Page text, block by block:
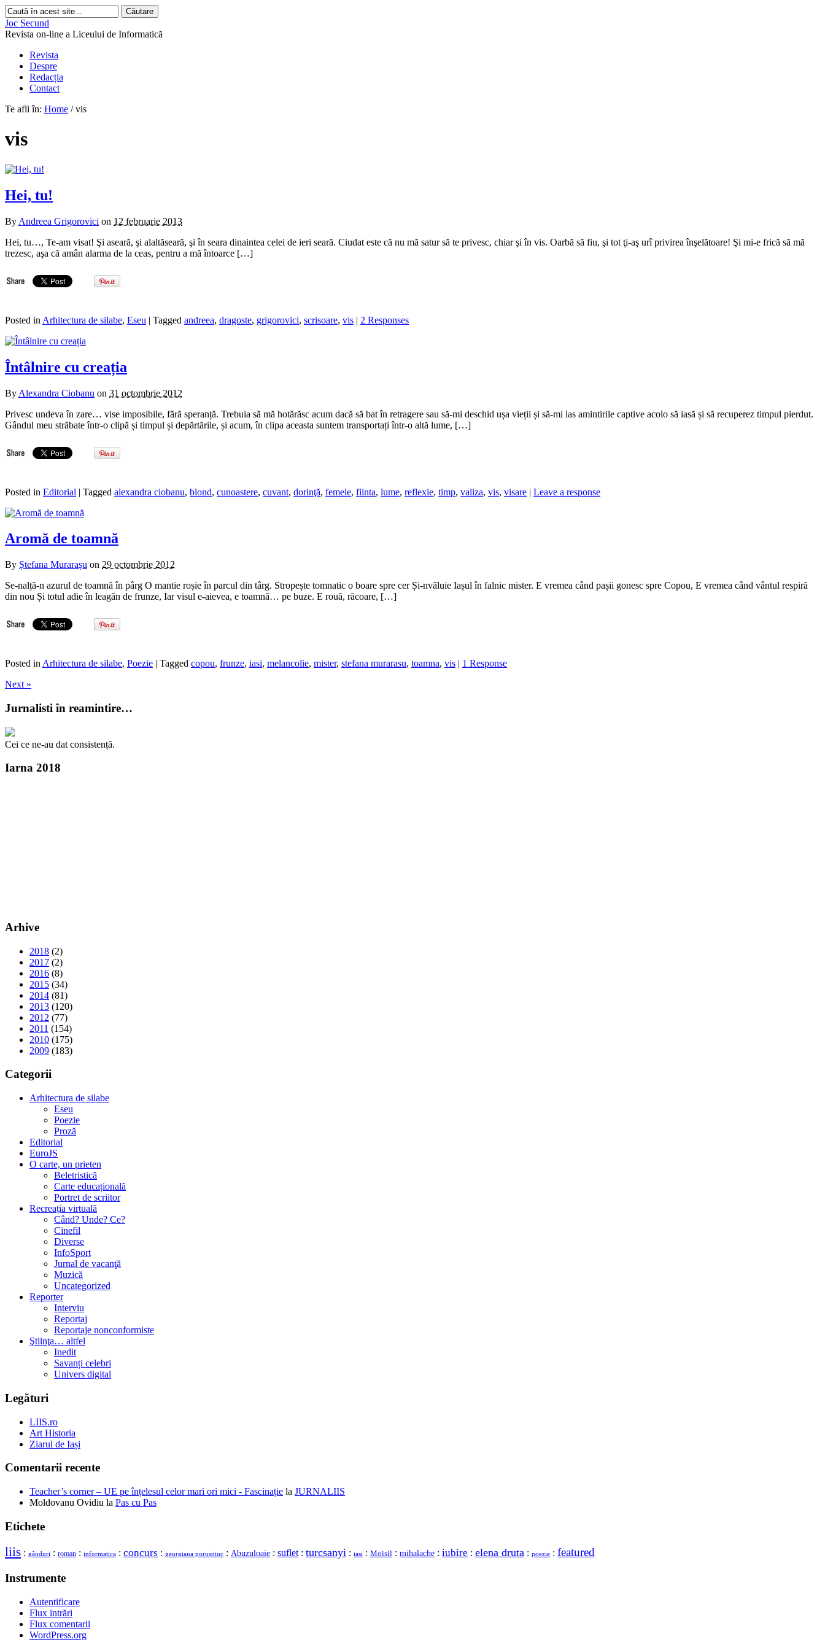
Joc Secund
Revista on-line a Liceului de Informatică
Revista
Despre
Redacția
Contact
Te afli în: Home / vis
vis
Hei, tu!
By Andreea Grigorovici on 12 februarie 2013
Hei, tu…, Te-am visat! Şi aseară, şi alaltăseară, şi în seara dinaintea celei de ieri seară. Ciudat este că nu mă satur să te privesc, chiar şi în vis. Oarbă să fiu, şi tot ţi-aş urî privirea înşelătoare! Şi mi-e frică să mă
trezesc, aşa că amân alarma de la ceas, pentru a mă întoarce […]
Posted in Arhitectura de silabe, Eseu | Tagged andreea, dragoste, grigorovici, scrisoare, vis | 2 Responses
Întâlnire cu creația
By Alexandra Ciobanu on 31 octombrie 2012
Privesc undeva în zare… vise imposibile, fără speranță. Trebuia să mă hotărăsc acum dacă să bat în retragere sau să-mi deschid ușa vieții și să-mi las amintirile captive acolo să iasă și să recuperez timpul pierdut.
Gândul meu străbate într-o clipă și timpul și depărtările, și acum, în clipa aceasta suntem transportați într-o altă lume, […]
Posted in Editorial | Tagged alexandra ciobanu, blond, cunoastere, cuvant, dorinţă, femeie, fiinta, lume, reflexie, timp, valiza, vis, visare | Leave a response
Aromă de toamnă
By Ștefana Murarașu on 29 octombrie 2012
Se-nalță-n azurul de toamnă în pârg O mantie roșie în parcul din târg. Stropește tomnatic o boare spre cer Și-nvăluie Iașul în falnic mister. E vremea când pașii gonesc spre Copou, E vremea când vântul respiră
din nou Și totul adie în leagăn de frunze, Iar visul e-aievea, e toamnă… pe buze. E rouă, răcoare, […]
Posted in Arhitectura de silabe, Poezie | Tagged copou, frunze, iasi, melancolie, mister, stefana murarasu, toamna, vis | 1 Response
Next »
Jurnalisti în reamintire…
Cei ce ne-au dat consistență.
Iarna 2018
Arhive
2018 (2)
2017 (2)
2016 (8)
2015 (34)
2014 (81)
2013 (120)
2012 (77)
2011 (154)
2010 (175)
2009 (183)
Categorii
Arhitectura de silabe
Eseu
Poezie
Proză
Editorial
EuroJS
O carte, un prieten
Beletristică
Carte educațională
Portret de scriitor
Recreația virtuală
Când? Unde? Ce?
Cinefil
Diverse
InfoSport
Jurnal de vacanţă
Muzică
Uncategorized
Reporter
Interviu
Reportaj
Reportaje nonconformiste
Ştiinţa… altfel
Inedit
Savanți celebri
Univers digital
Legături
LIIS.ro
Art Historia
Ziarul de Iași
Comentarii recente
Teacher’s corner – UE pe înțelesul celor mari ori mici - Fascinație la JURNALIIS
Moldovanu Ovidiu la Pas cu Pas
Etichete
liis : gânduri : roman : informatica : concurs : georgiana porusniuc : Abuzuloaie : suflet : turcsanyi : iasi : Moisil : mihalache : iubire : elena druta : poezie : featured
Instrumente
Autentificare
Flux intrări
Flux comentarii
WordPress.org